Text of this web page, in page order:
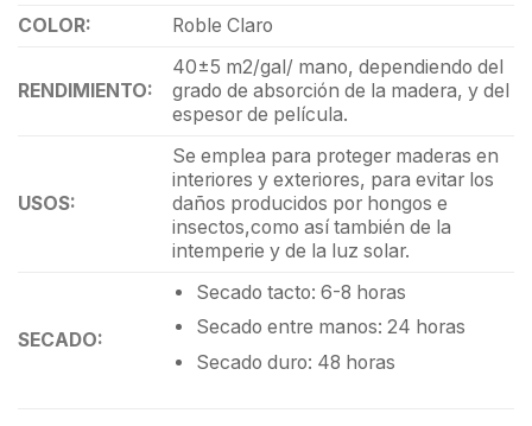
COLOR:
Roble Claro
RENDIMIENTO:
40±5 m2/gal/ mano, dependiendo del
grado de absorción de la madera, y del
espesor de película.
USOS:
Se emplea para proteger maderas en
interiores y exteriores, para evitar los
daños producidos por hongos e
insectos,como así también de la
intemperie y de la luz solar.
SECADO:
Secado tacto: 6-8 horas
Secado entre manos: 24 horas
Secado duro: 48 horas